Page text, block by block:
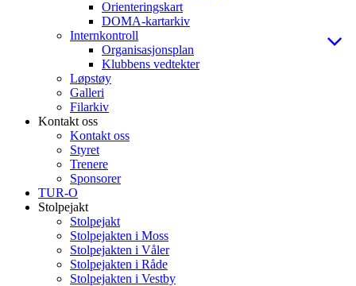
Orienteringskart
DOMA-kartarkiv
Internkontroll
Organisasjonsplan
Klubbens vedtekter
Løpstøy
Galleri
Filarkiv
Kontakt oss
Kontakt oss
Styret
Trenere
Sponsorer
TUR-O
Stolpejakt
Stolpejakt
Stolpejakten i Moss
Stolpejakten i Våler
Stolpejakten i Råde
Stolpejakten i Vestby